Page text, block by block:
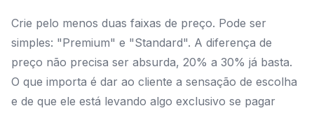
Crie pelo menos duas faixas de preço. Pode ser
simples: "Premium" e "Standard". A diferença de
preço não precisa ser absurda, 20% a 30% já basta.
O que importa é dar ao cliente a sensação de escolha
e de que ele está levando algo exclusivo se pagar